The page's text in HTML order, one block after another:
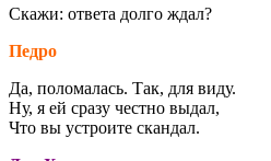
Скажи: ответа долго ждал?
Педро
Да, поломалась. Так, для виду.
Ну, я ей сразу честно выдал,
Что вы устроите скандал.